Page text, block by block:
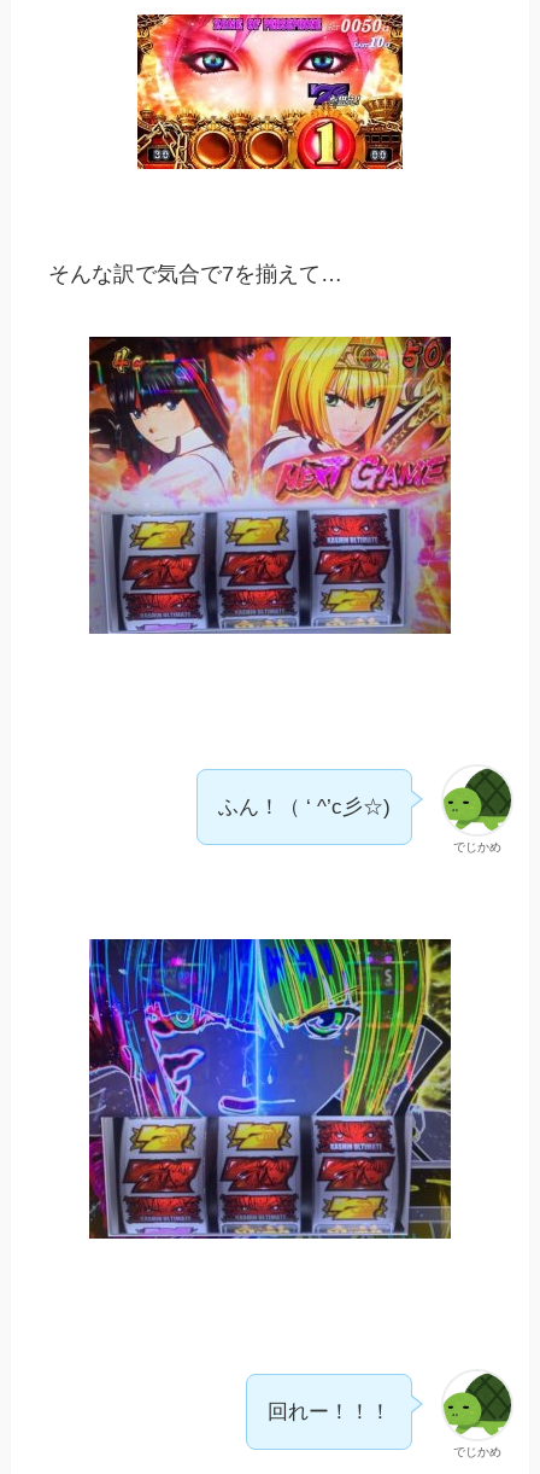
そんな訳で気合で7を揃えて…
でじかめ
ふん！（ ‘ ^’c彡☆)
でじかめ
回れー！！！